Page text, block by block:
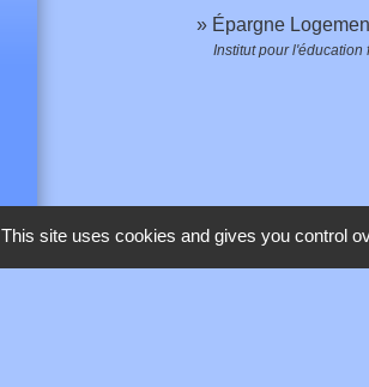
Épargne
Institut pour l'éducation
This site uses cookies and gives you control